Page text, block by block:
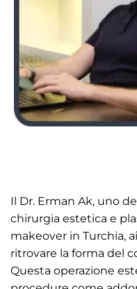
Il Dr. Erman Ak, uno
chirurgia estetica e
makeover in Turchia,
ritrovare la forma del
Questa operazione